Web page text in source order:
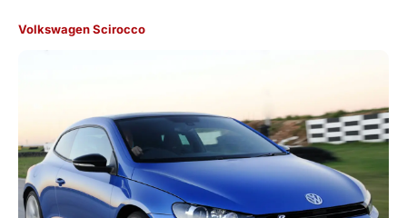
Volkswagen Scirocco